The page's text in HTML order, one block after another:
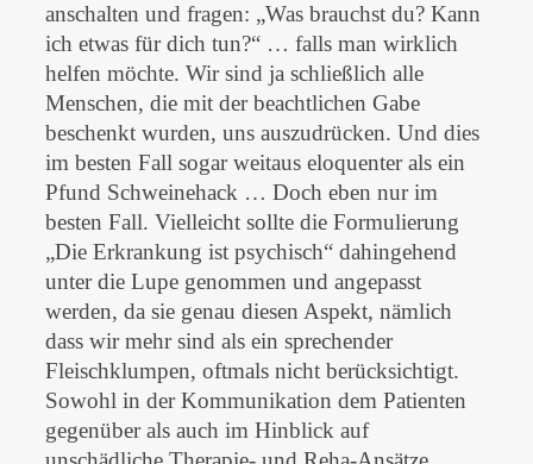
anschalten und fragen: „Was brauchst du? Kann
ich etwas für dich tun?“ … falls man wirklich
helfen möchte. Wir sind ja schließlich alle
Menschen, die mit der beachtlichen Gabe
beschenkt wurden, uns auszudrücken. Und dies
im besten Fall sogar weitaus eloquenter als ein
Pfund Schweinehack … Doch eben nur im
besten Fall. Vielleicht sollte die Formulierung
„Die Erkrankung ist psychisch“ dahingehend
unter die Lupe genommen und angepasst
werden, da sie genau diesen Aspekt, nämlich
dass wir mehr sind als ein sprechender
Fleischklumpen, oftmals nicht berücksichtigt.
Sowohl in der Kommunikation dem Patienten
gegenüber als auch im Hinblick auf